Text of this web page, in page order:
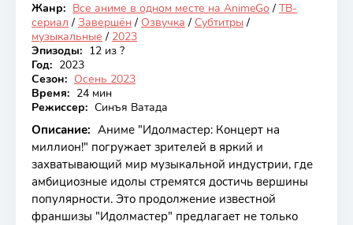
Закончен
Жанр: Все аниме в одном месте на AnimeGo / ТВ-
сериал / Завершён / Озвучка / Субтитры /
музыкальные / 2023
Эпизоды: 12 из ?
Год: 2023
Сезон: Осень 2023
Время: 24 мин
Режиссер: Синъя Ватада
Описание: Аниме "Идолмастер: Концерт на
миллион!" погружает зрителей в яркий и
захватывающий мир музыкальной индустрии, где
амбициозные идолы стремятся достичь вершины
популярности. Это продолжение известной
франшизы "Идолмастер" предлагает не только